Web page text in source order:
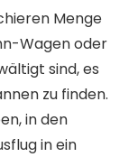
Menge
Wagen oder
sind, es
zu finden.
in den
in ein